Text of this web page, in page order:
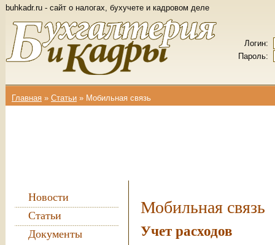
buhkadr.ru - сайт о налогах, бухучете и кадровом деле
Логин:
Пароль:
Вы здесь
Главная » Статьи » Мобильная связь
Новости
Статьи
Документы
Мобильная связь
Учет расходов